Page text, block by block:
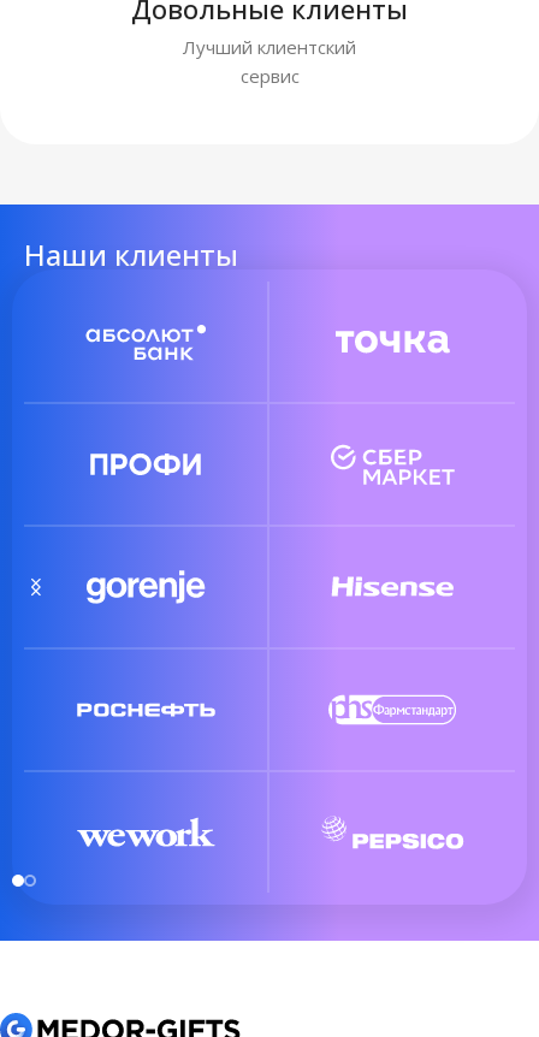
Довольные клиенты
Лучший клиентский
сервис
Наши клиенты